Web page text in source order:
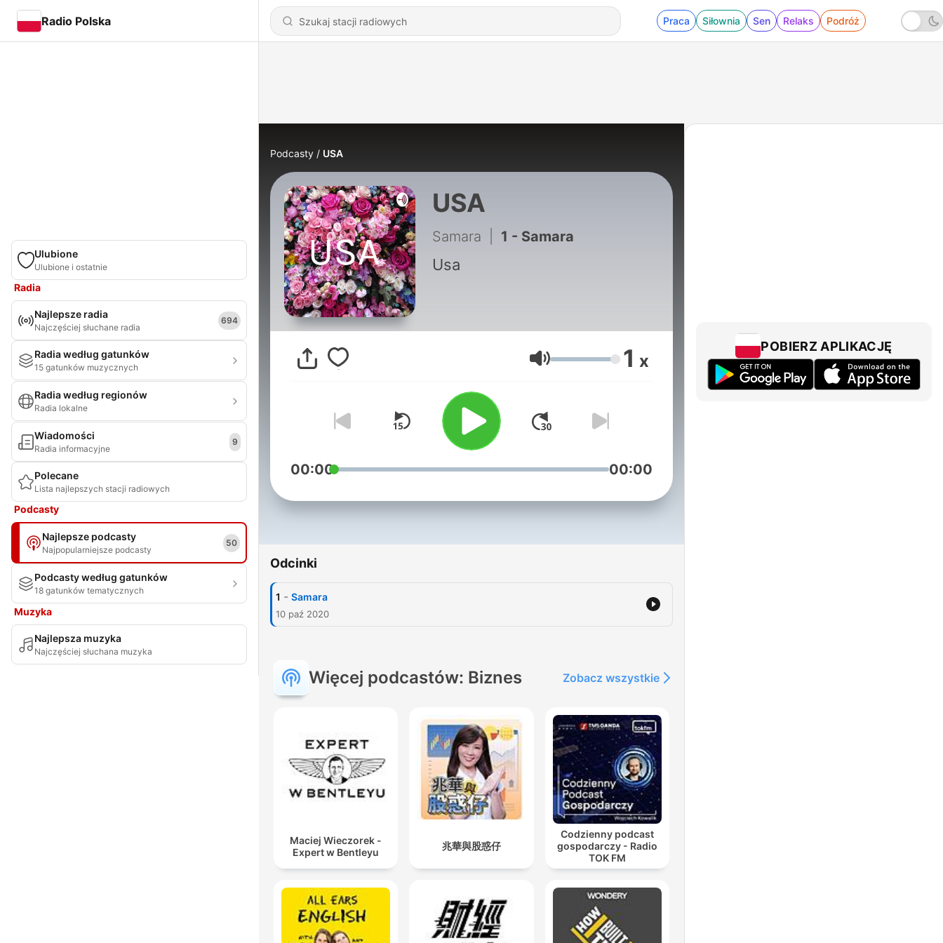
Radio Polska Praca Siłownia Sen Relaks Podróż
Ulubione
Ulubione i ostatnie
Radia
Najlepsze radia
Najczęściej słuchane radia
694
Radia według gatunków
15 gatunków muzycznych
Radia według regionów
Radia lokalne
Wiadomości
Radia informacyjne
9
Polecane
Lista najlepszych stacji radiowych
Podcasty
Najlepsze podcasty
Najpopularniejsze podcasty
50
Podcasty według gatunków
18 gatunków tematycznych
Muzyka
Najlepsza muzyka
Najczęściej słuchana muzyka
Podcasty USA
USA
Samara 1 - Samara
Usa
Głośność 1 x
00:00 00:00
Odcinki
1 - Samara
10 paź 2020
Więcej podcastów: Biznes Zobacz wszystkie
Maciej Wieczorek -
Expert w Bentleyu
兆華與股惑仔
Codzienny podcast
gospodarczy - Radio
TOK FM
POBIERZ APLIKACJĘ